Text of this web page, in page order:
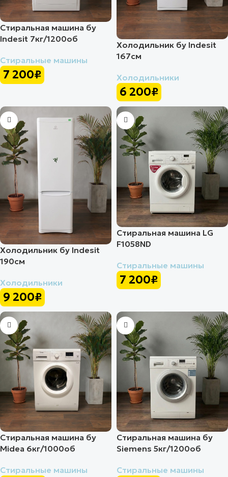
Стиральная машина бу
Indesit 7кг/1200об
Стиральные машины
7 200₽
Холодильник бу Indesit
167см
Холодильники
6 200₽
Холодильник бу Indesit
190см
Холодильники
9 200₽
Стиральная машина LG
F1058ND
Стиральные машины
7 200₽
Стиральная машина бу
Midea 6кг/1000об
Стиральные машины
Стиральная машина бу
Siemens 5кг/1200об
Стиральные машины